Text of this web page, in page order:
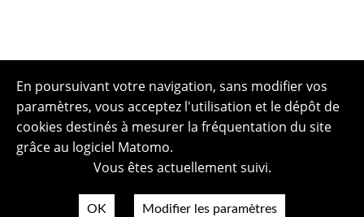
En poursuivant votre navigation, sans modifier vos
paramètres, vous acceptez l'utilisation et le dépôt de
cookies destinés à mesurer la fréquentation du site
grâce au logiciel Matomo.
Vous êtes actuellement suivi.
OK Modifier les paramètres